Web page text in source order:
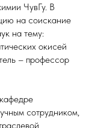
ЧувГу. В
на соискание
на тему:
окисей
– профессор
сотрудником,